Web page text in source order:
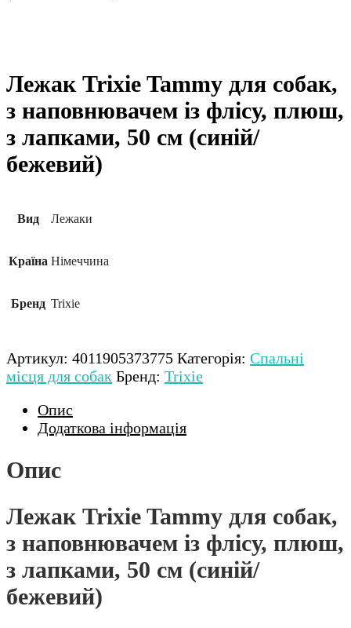
Лежак Trixie Tammy для собак,
з наповнювачем із флісу, плюш,
з лапками, 50 см (синій/
бежевий)
Вид Лежаки
Країна Німеччина
Бренд Trixie
Артикул: 4011905373775 Категорія: Спальні
місця для собак Бренд: Trixie
Опис
Додаткова інформація
Опис
Лежак Trixie Tammy для собак,
з наповнювачем із флісу, плюш,
з лапками, 50 см (синій/
бежевий)